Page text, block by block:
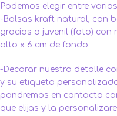
Podemos elegir entre
-Bolsas kraft natural, con
gracias o juvenil (foto) con
alto x 6 cm de fondo.
-Decorar nuestro detalle
y su etiqueta
pondremos en contacto
que elijas y la